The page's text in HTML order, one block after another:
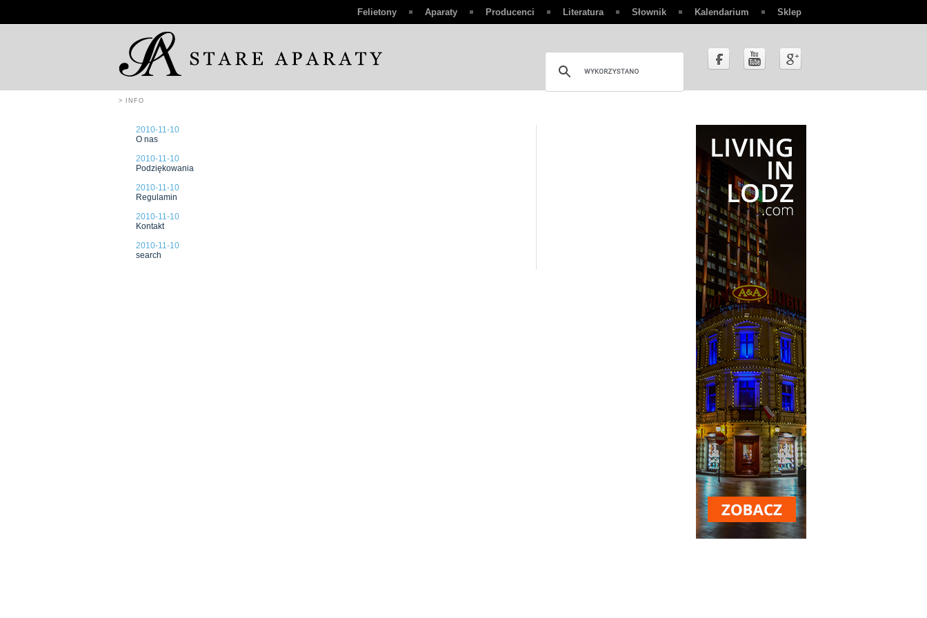
Felietony Aparaty Producenci Literatura Słownik Kalendarium Sklep
> INFO
2010-11-10
O nas
2010-11-10
Podziękowania
2010-11-10
Regulamin
2010-11-10
Kontakt
2010-11-10
search